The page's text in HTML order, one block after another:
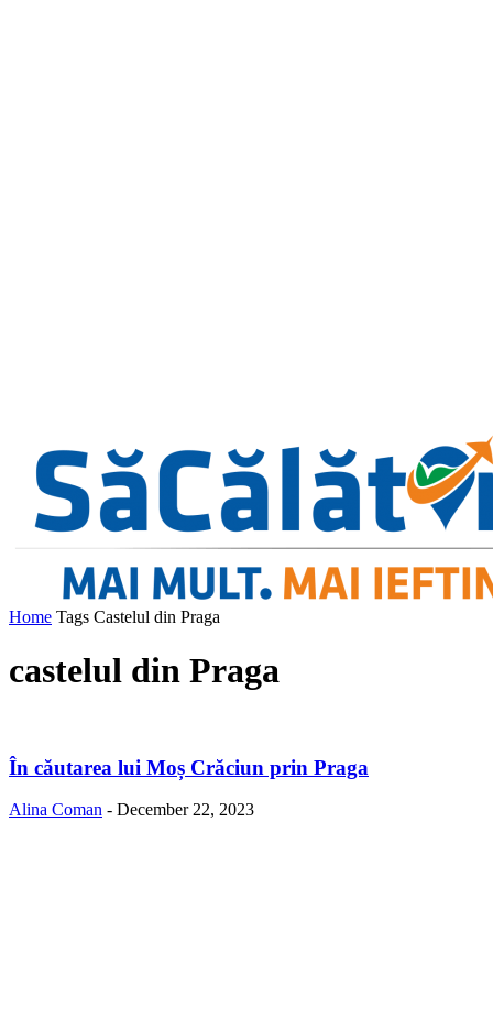
Home Tags Castelul din Praga
castelul din Praga
În căutarea lui Moș Crăciun prin Praga
Alina Coman - December 22, 2023